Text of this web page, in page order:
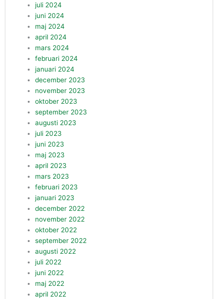
juli 2024
juni 2024
maj 2024
april 2024
mars 2024
februari 2024
januari 2024
december 2023
november 2023
oktober 2023
september 2023
augusti 2023
juli 2023
juni 2023
maj 2023
april 2023
mars 2023
februari 2023
januari 2023
december 2022
november 2022
oktober 2022
september 2022
augusti 2022
juli 2022
juni 2022
maj 2022
april 2022